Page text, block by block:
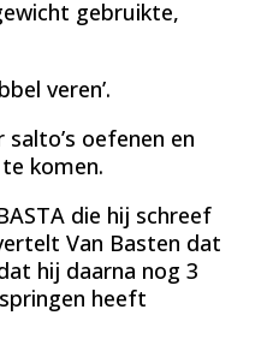
gebruikte,
veren’.
oefenen en
komen.
die hij schreef
Van Basten dat
hij daarna nog 3
heeft